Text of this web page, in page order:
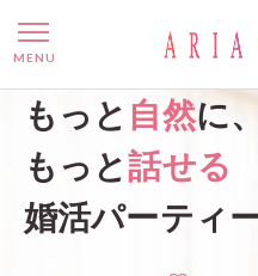
名古屋の婚活
MENU
もっと 自然に
もっと話せる
婚活パーティー